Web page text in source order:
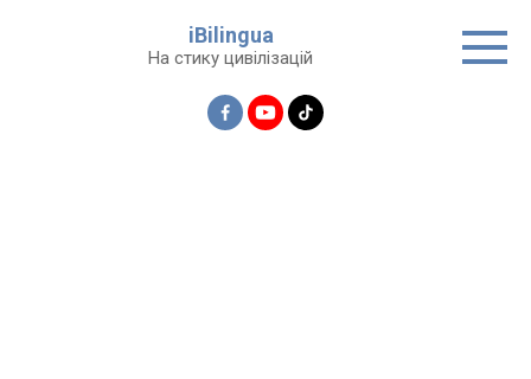
iBilingua
На стику цивілізацій